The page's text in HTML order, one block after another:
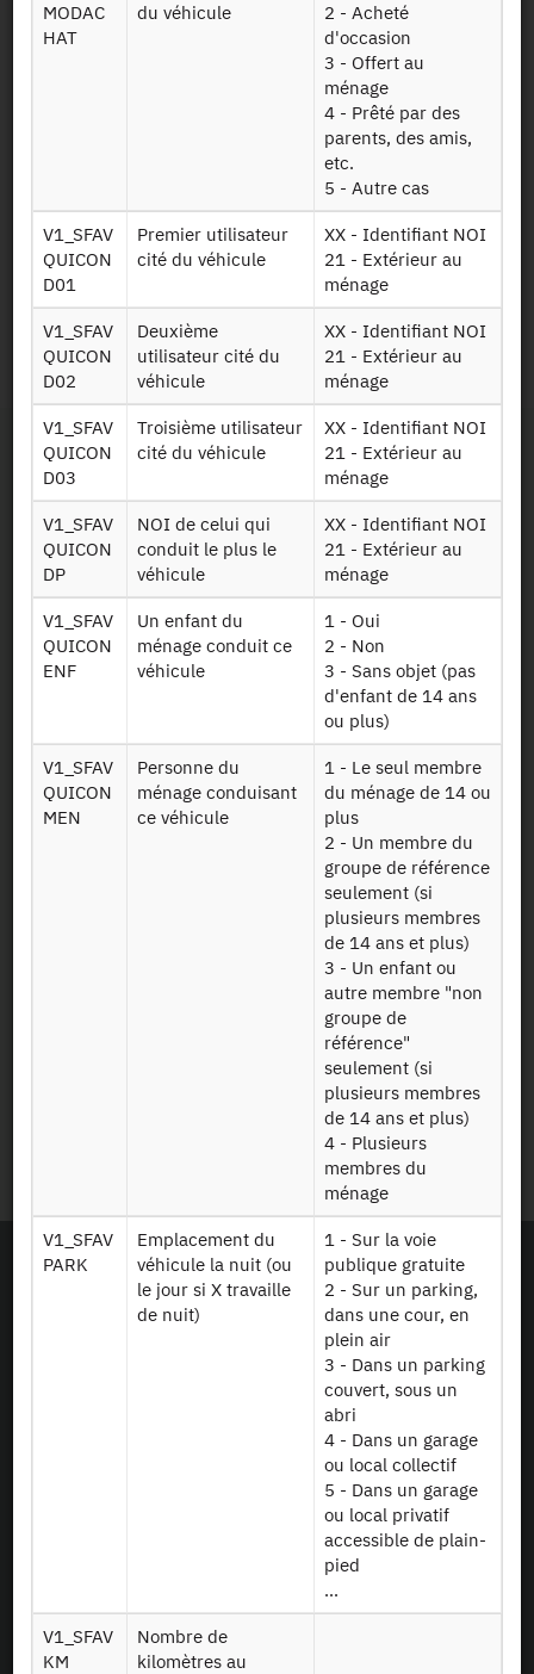
MODAC
HAT
du véhicule
2 - Acheté
d'occasion
3 - Offert au
ménage
4 - Prêté par des
parents, des amis,
etc.
5 - Autre cas
V1_SFAV
QUICON
D01
Premier utilisateur
cité du véhicule
XX - Identifiant NOI
21 - Extérieur au
ménage
V1_SFAV
QUICON
D02
Deuxième
utilisateur cité du
véhicule
XX - Identifiant NOI
21 - Extérieur au
ménage
V1_SFAV
QUICON
D03
Troisième utilisateur
cité du véhicule
XX - Identifiant NOI
21 - Extérieur au
ménage
V1_SFAV
QUICON
DP
NOI de celui qui
conduit le plus le
véhicule
XX - Identifiant NOI
21 - Extérieur au
ménage
V1_SFAV
QUICON
ENF
Un enfant du
ménage conduit ce
véhicule
1 - Oui
2 - Non
3 - Sans objet (pas
d'enfant de 14 ans
ou plus)
V1_SFAV
QUICON
MEN
Personne du
ménage conduisant
ce véhicule
1 - Le seul membre
du ménage de 14 ou
plus
2 - Un membre du
groupe de référence
seulement (si
plusieurs membres
de 14 ans et plus)
3 - Un enfant ou
autre membre "non
groupe de
référence"
seulement (si
plusieurs membres
de 14 ans et plus)
4 - Plusieurs
membres du
ménage
V1_SFAV
PARK
Emplacement du
véhicule la nuit (ou
le jour si X travaille
de nuit)
1 - Sur la voie
publique gratuite
2 - Sur un parking,
dans une cour, en
plein air
3 - Dans un parking
couvert, sous un
abri
4 - Dans un garage
ou local collectif
5 - Dans un garage
ou local privatif
accessible de plain-
pied
...
V1_SFAV
KM
Nombre de
kilomètres au
Ces personnes ont été équipées d'un GPS pendant une
semaine permettant ainsi l'enregistrement des "traces GPS"
Ce suivi vise d'une part, à corriger l'oubli de certains trajets
et de connaître avec une meilleure précision les heures de
Il permet, d'autre part, d'obtenir des informations que les
méthodes classiques ne peuvent pas fournir (trajets très
courts et parcours terminaux, temps d'attente, vitesse, choix
de l'itinéraire, etc.).
Identifiant persistant
2007-2008 : https://doi.org/10.34724/CASD.14.1448.V1
Documents utiles
Plan d’accès
Newsletter
Presse et rapports
Marchés publics
Mentions légales
Protection des données
personnelles
Le projet Equipex CASD a reçu une aide financée sur le programme